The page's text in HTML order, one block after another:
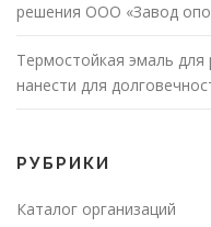
решения ООО «Завод
Термостойкая эмаль для
нанести для
РУБРИКИ
Каталог организаций